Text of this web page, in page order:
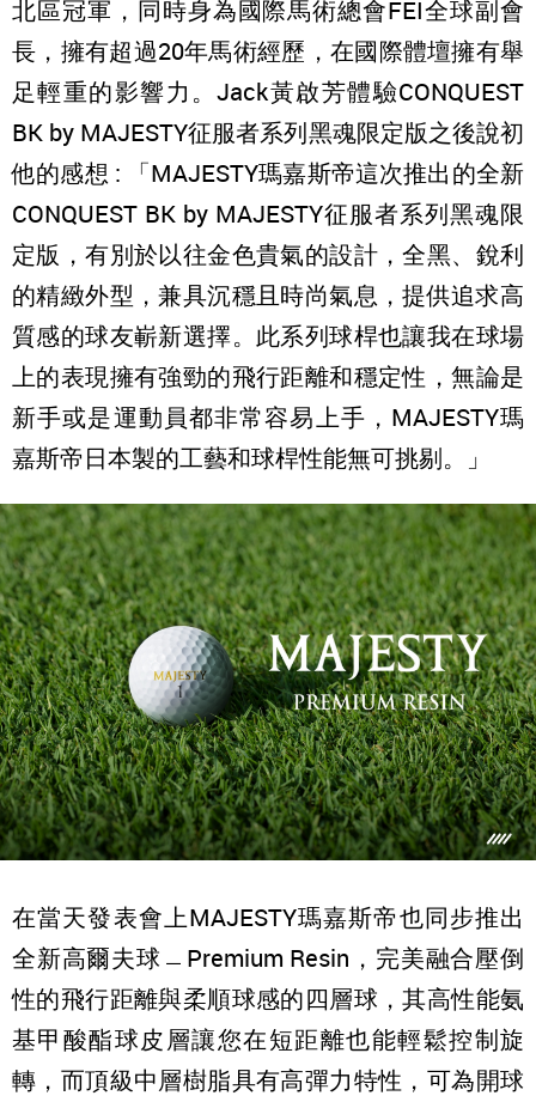
北區冠軍，同時身為國際馬術總會FEI全球副會
長，擁有超過20年馬術經歷，在國際體壇擁有舉
足輕重的影響力。Jack黃啟芳體驗CONQUEST
BK by MAJESTY征服者系列黑魂限定版之後說初
他的感想 : 「MAJESTY瑪嘉斯帝這次推出的全新
CONQUEST BK by MAJESTY征服者系列黑魂限
定版，有別於以往金色貴氣的設計，全黑、銳利
的精緻外型，兼具沉穩且時尚氣息，提供追求高
質感的球友嶄新選擇。此系列球桿也讓我在球場
上的表現擁有強勁的飛行距離和穩定性，無論是
新手或是運動員都非常容易上手，MAJESTY瑪
嘉斯帝日本製的工藝和球桿性能無可挑剔。」
在當天發表會上MAJESTY瑪嘉斯帝也同步推出
全新高爾夫球﹘Premium Resin，完美融合壓倒
性的飛行距離與柔順球感的四層球，其高性能氨
基甲酸酯球皮層讓您在短距離也能輕鬆控制旋
轉，而頂級中層樹脂具有高彈力特性，可為開球